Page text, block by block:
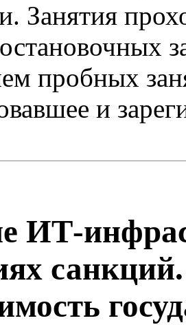
Занятия
пробных
и
ИТ-